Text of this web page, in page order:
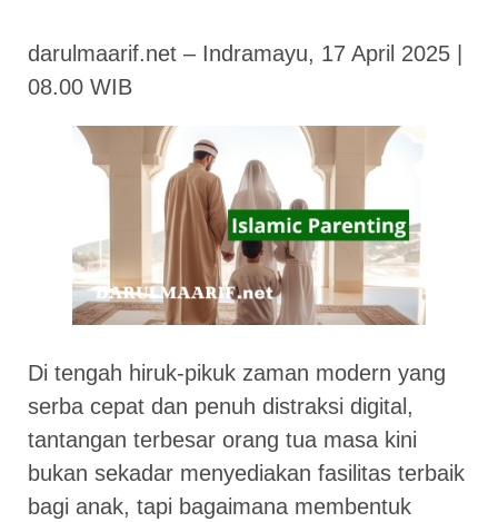
darulmaarif.net – Indramayu, 17 April 2025 |
08.00 WIB
Di tengah hiruk-pikuk zaman modern yang
serba cepat dan penuh distraksi digital,
tantangan terbesar orang tua masa kini
bukan sekadar menyediakan fasilitas terbaik
bagi anak, tapi bagaimana membentuk